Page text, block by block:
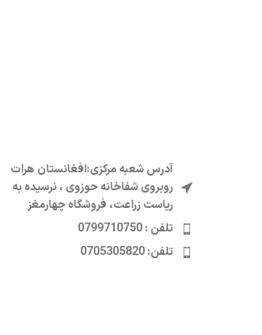
آدرس شعبه مرکزی:افغانستان هرات
روبروی شفاخانه حوزوی ، نرسیده به
ریاست زراعت، فروشگاه چهارمغز
تلفن : 0799710750
تلفن: 0705305820